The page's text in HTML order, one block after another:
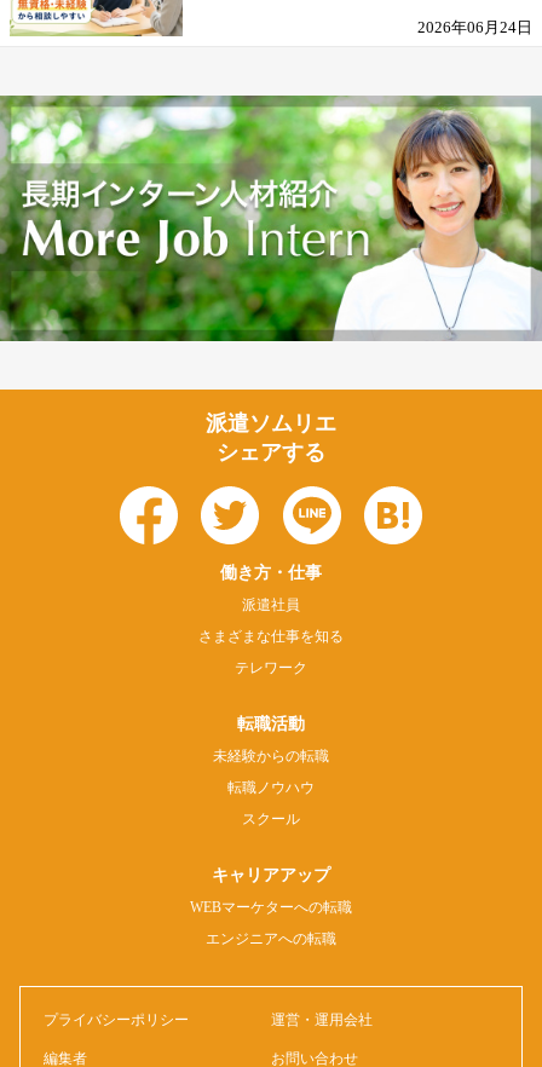
2026年06月24日
派遣ソムリエ
シェアする
働き方・仕事
派遣社員
さまざまな仕事を知る
テレワーク
転職活動
未経験からの転職
転職ノウハウ
スクール
キャリアアップ
WEBマーケターへの転職
エンジニアへの転職
プライバシーポリシー 運営・運用会社
編集者 お問い合わせ